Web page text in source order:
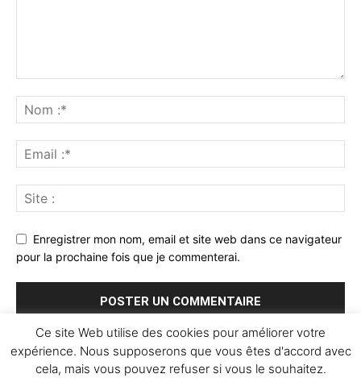
Enregistrer mon nom, email et site web dans ce navigateur
pour la prochaine fois que je commenterai.
Ce site Web utilise des cookies pour améliorer votre
expérience. Nous supposerons que vous êtes d'accord avec
cela, mais vous pouvez refuser si vous le souhaitez.